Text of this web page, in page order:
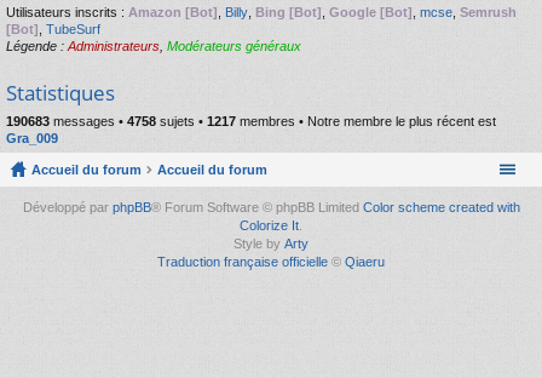
Utilisateurs inscrits : Amazon [Bot] Billy Bing [Bot] Google [Bot] mcse Semrush
[Bot] TubeSurf
Légende : Administrateurs Modérateurs généraux
Statistiques
190683 messages • 4758 sujets • 1217 membres • Notre membre le plus récent est
Gra_009
Accueil du forum Accueil du forum
Développé par phpBB® Forum Software © phpBB Limited Color scheme created with
Colorize It.
Style by Arty
Traduction française officielle © Qiaeru